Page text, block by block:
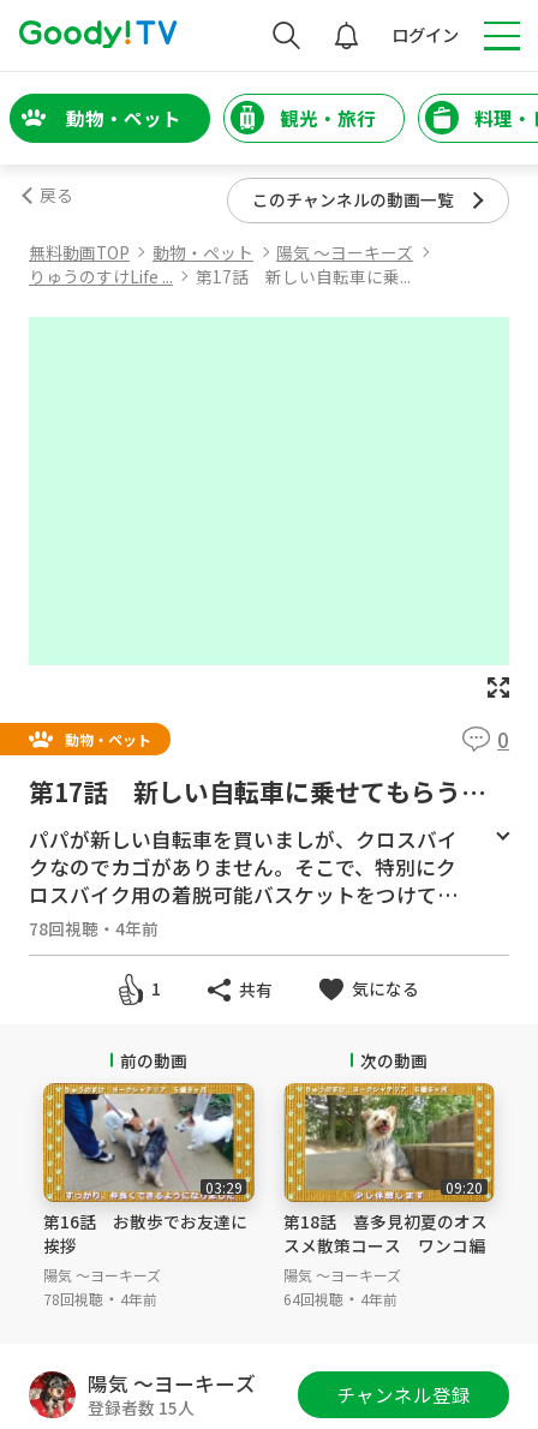
検索 ログイン
動物・ペット 観光・旅行 料理・
戻る このチャンネルの動画一覧
無料動画TOP 動物・ペット
陽気 ～ヨーキーズ
りゅうのすけLife ...
第17話 新しい自転車に乗...
動物・ペット 0
第17話 新しい自転車に乗せてもらう
ー二子玉川緑地へGo!ー
パパが新しい自転車を買いましが、クロスバイ
クなのでカゴがありません。そこで、特別にク
ロスバイク用の着脱可能バスケットをつけても
らいました。重いっ切って5km先の二子緑地に
サイクリングに行くことに。約10分、最後まで
お利口にしていれるかな？今回はノーカットで
お届けします。
＃ヨークシャテリア #サイクリング
78回視聴 ・ 4年前
1 共有 気になる
前の動画
03:29
第16話 お散歩でお友達に
挨拶
陽気 ～ヨーキーズ
78回視聴・ 4年前
次の動画
09:20
第18話 喜多見初夏のオス
スメ散策コース ワンコ編
陽気 ～ヨーキーズ
64回視聴・ 4年前
陽気 ～ヨーキーズ
登録者数 15人
チャンネル登録